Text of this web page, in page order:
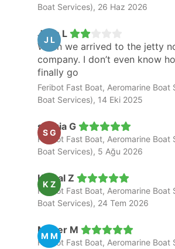
Boat Services), 26 Haz 2026
J L
Juan L
When we arrived to the jetty
company. I don’t even know
finally go
Feribot Fast Boat, Aeromarine Boat
Boat Services), 14 Eki 2025
S G
shazia G
Feribot Fast Boat, Aeromarine Boat
Boat Services), 5 Ağu 2026
K Z
Kamal Z
Feribot Fast Boat, Aeromarine Boat
Boat Services), 24 Tem 2026
M M
Maher M
Feribot Fast Boat, Aeromarine Boat